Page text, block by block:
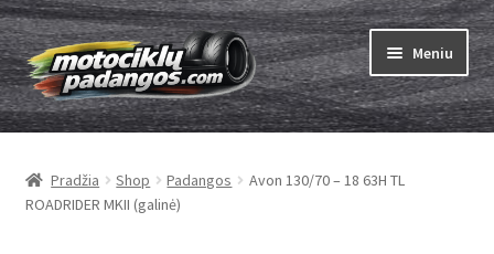
Pereiti
prie
meniu
Pereiti
prie
turinio
Meniu
Padangos
Kameros
Pradžia Shop Padangos
Avon 130/70 – 18 63H TL
ROADRIDER MKII (galinė)